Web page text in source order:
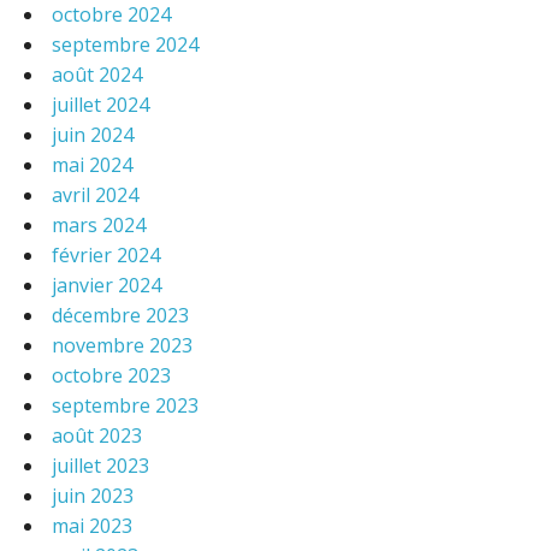
octobre 2024
septembre 2024
août 2024
juillet 2024
juin 2024
mai 2024
avril 2024
mars 2024
février 2024
janvier 2024
décembre 2023
novembre 2023
octobre 2023
septembre 2023
août 2023
juillet 2023
juin 2023
mai 2023